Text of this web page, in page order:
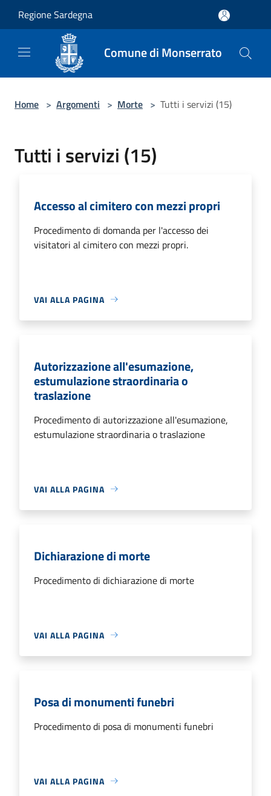
Regione Sardegna
Comune di Monserrato
Home > Argomenti > Morte > Tutti i servizi (15)
Tutti i servizi (15)
Accesso al cimitero con mezzi propri
Procedimento di domanda per l'accesso dei
visitatori al cimitero con mezzi propri.
VAI ALLA PAGINA
Autorizzazione all'esumazione,
estumulazione straordinaria o
traslazione
Procedimento di autorizzazione all'esumazione,
estumulazione straordinaria o traslazione
VAI ALLA PAGINA
Dichiarazione di morte
Procedimento di dichiarazione di morte
VAI ALLA PAGINA
Posa di monumenti funebri
Procedimento di posa di monumenti funebri
VAI ALLA PAGINA